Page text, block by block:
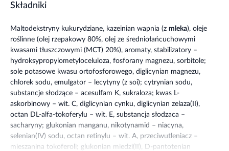
Składniki
Maltodekstryny kukurydziane, kazeinian wapnia (z mleka), oleje
roślinne (olej rzepakowy 80%, olej ze średniołańcuchowymi
kwasami tłuszczowymi (MCT) 20%), aromaty, stabilizatory –
hydroksypropylometyloceluloza, fosforany magnezu, sorbitole;
sole potasowe kwasu ortofosforowego, diglicynian magnezu,
chlorek sodu, emulgator – lecytyny (z soi); cytrynian sodu,
substancje słodzące – acesulfam K, sukraloza; kwas L-
askorbinowy – wit. C, diglicynian cynku, diglicynian zelaza(II),
octan DL-alfa-tokoferylu – wit. E, substancja słodzaca –
sacharyny; glukonian manganu, nikotynamid – niacyna,
selenian(IV) sodu, octan retinylu – wit. A, przeciwutleniacz –
mieszanina tokoferoli; glukonian miedzi(II), D-pantotenian